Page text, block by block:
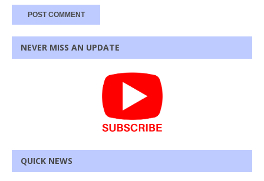
NEVER MISS AN UPDATE
QUICK NEWS